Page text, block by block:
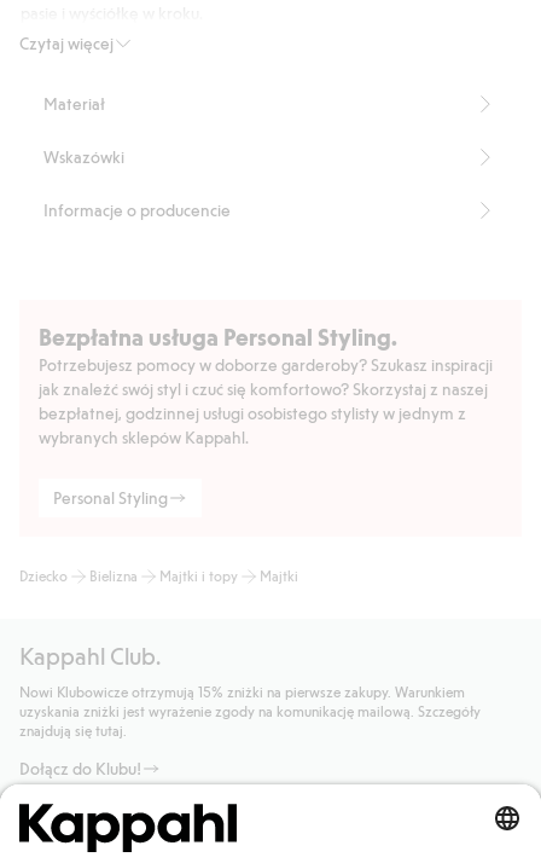
Czytaj więcej
Produkt zawiera 51% poliamidu z odzysku.
Materiał
Wskazówki
Informacje o producencie
Bezpłatna usługa Personal Styling.
Potrzebujesz pomocy w doborze garderoby? Szukasz inspiracji
jak znaleźć swój styl i czuć się komfortowo? Skorzystaj z naszej
bezpłatnej, godzinnej usługi osobistego stylisty w jednym z
wybranych sklepów Kappahl.
Personal Styling
Dziecko Bielizna Majtki i topy Majtki
Kappahl Club.
Nowi Klubowicze otrzymują 15% zniżki na pierwsze zakupy. Warunkiem
uzyskania zniżki jest wyrażenie zgody na komunikację mailową. Szczegóły
znajdują się tutaj.
Dołącz do Klubu!